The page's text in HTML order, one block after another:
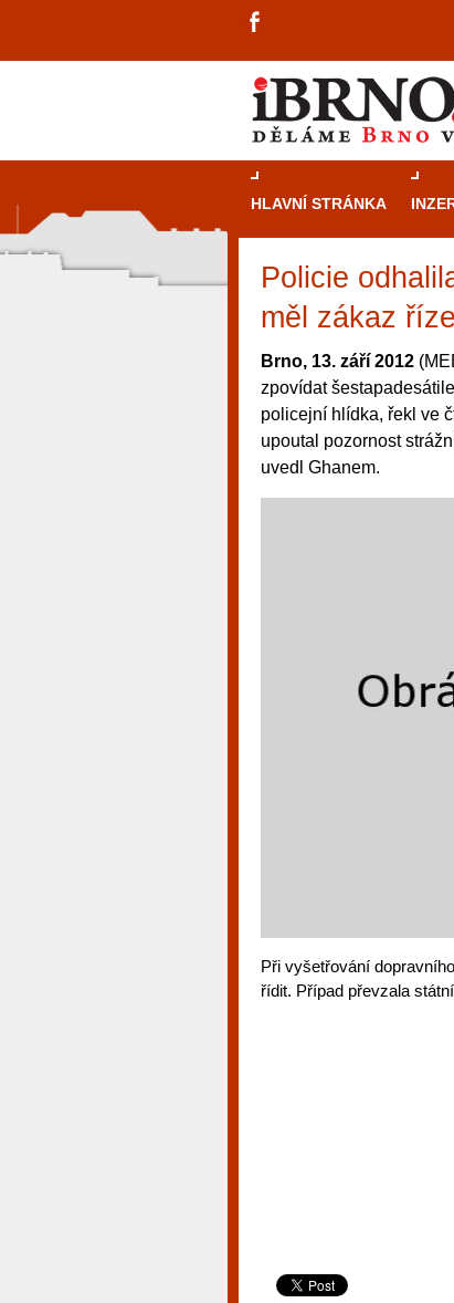
HLAVNÍ STRÁNKA
Policie
měl zákaz
Brno, 13. září 2012
zpovídat
policejní hlídka, řekl ve
upoutal pozornost
uvedl Ghanem.
Při vyšetřování
řídit. Případ převzala